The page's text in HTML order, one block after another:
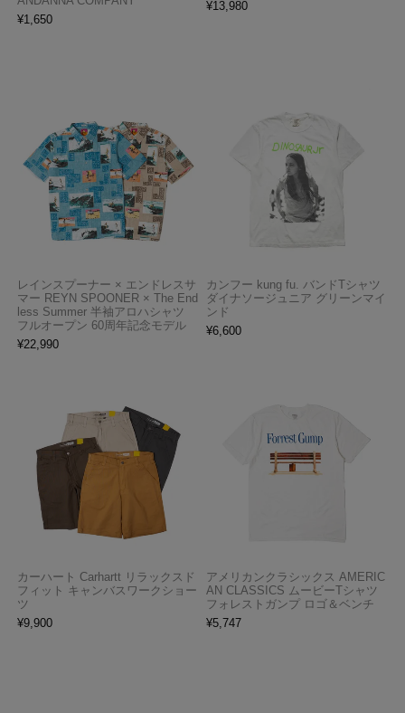
¥1,650
¥13,980
レインスプーナー × エンドレスサ
マー REYN SPOONER × The End
less Summer 半袖アロハシャツ
フルオープン 60周年記念モデル
¥22,990
カンフー kung fu. バンドTシャツ
ダイナソージュニア グリーンマイ
ンド
¥6,600
カーハート Carhartt リラックスド
フィット キャンバスワークショー
ツ
¥9,900
アメリカンクラシックス AMERIC
AN CLASSICS ムービーTシャツ
フォレストガンプ ロゴ＆ベンチ
¥5,747